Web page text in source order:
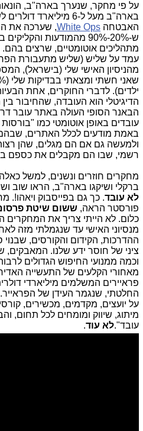
על פי מחקר, שנערך בארה"ב,
בארה"ב מעל ל-6
האבטחה White Ops, שערכה את
ש-20%-90% מהמודעות
מתהליכים אוטומטיים, שרצים
עמד על שליש (שליש מתעבורת
ילדים). לדברי החוקרים, אחת
הדיגיטלי הוא העובדה, שהחיבור
הבאנר הסופי העולה באתר עובר
עובדים באופן אוטומטי כמו
באמת מודעים לכלל האתרים,
ולמעשה גם אם הם מגלים, שהן
רשמי, שבו הם מקבלים את כספם
מחקרים חוזרים ונשנים, למשל
ברקלי ושיקגו בארה"ב, הראו שוב
לא עובד. כך גם בפייסבוק
פורסטר הראה, ששום שיטת
כלום. לא הייתי צריך את המחקרים
מנסיוני האישי עד שנגמלתי מזה
ההדרכות, הקידום והקורסים, שבנוי
ציני של חוסר ידע שלנו. המאבקים,
וכמה ממנועי החיפוש הגדולים
מאחורי הקלעים של התעשייה האדירה
פראיירים המשלמים מיליארדי
החלטתי, שנגמר העידן של
על יועצים, מקדמים, מכשירים,
מיתוג, שיווק ומומחים לכל תחום,
עובד".לא עוד.